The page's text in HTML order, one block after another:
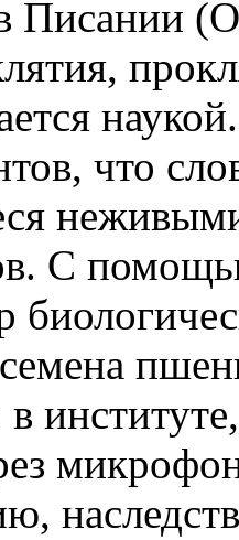
Писании
что
С
семена
в